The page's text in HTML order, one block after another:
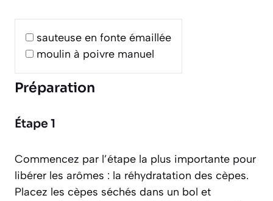
sauteuse en fonte émaillée
moulin à poivre manuel
Préparation
Étape 1
Commencez par l’étape la plus importante pour
libérer les arômes : la réhydratation des cèpes.
Placez les cèpes séchés dans un bol et